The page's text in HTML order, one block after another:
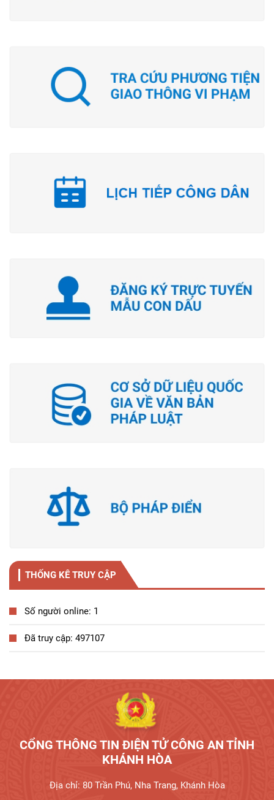
THỐNG KÊ TRUY CẬP
Số người online: 1
Đã truy cập: 497107
CỔNG THÔNG TIN ĐIỆN TỬ CÔNG AN TỈNH
KHÁNH HÒA
Địa chỉ: 80 Trần Phú, Nha Trang, Khánh Hòa